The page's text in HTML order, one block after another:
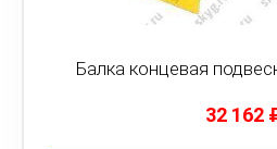
Балка концевая
32 162